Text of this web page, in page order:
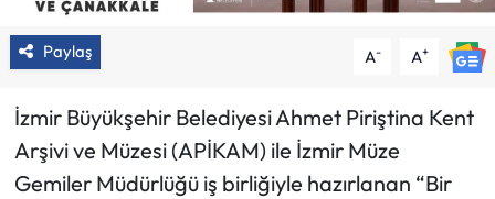
Paylaş A- A+
İzmir Büyükşehir Belediyesi Ahmet Piriştina Kent
Arşivi ve Müzesi (APİKAM) ile İzmir Müze
Gemiler Müdürlüğü iş birliğiyle hazırlanan “Bir